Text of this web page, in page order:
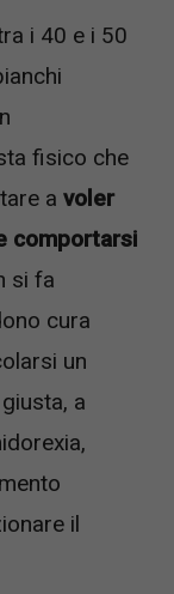
i 40 e i 50
fisico che
a voler
comportarsi
si fa
cura
un
a
il